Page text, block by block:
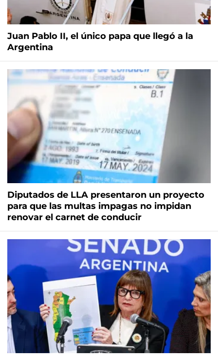
Juan Pablo II, el único papa que llegó a la
Argentina
Diputados de LLA presentaron un proyecto
para que las multas impagas no impidan
renovar el carnet de conducir